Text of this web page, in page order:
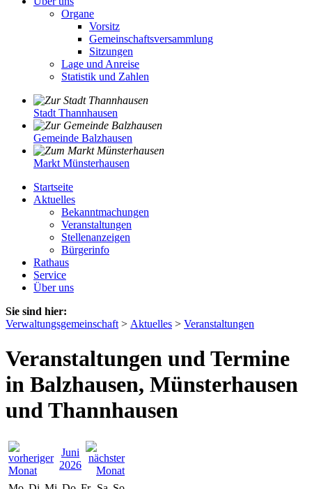
Organe
Vorsitz
Gemeinschaftsversammlung
Sitzungen
Lage und Anreise
Statistik und Zahlen
Stadt Thannhausen
Gemeinde Balzhausen
Markt Münsterhausen
Startseite
Aktuelles
Bekanntmachungen
Veranstaltungen
Stellenanzeigen
Bürgerinfo
Rathaus
Service
Über uns
Sie sind hier:
Verwaltungsgemeinschaft > Aktuelles > Veranstaltungen
Veranstaltungen und Termine
in Balzhausen, Münsterhausen
und Thannhausen
Juni
2026